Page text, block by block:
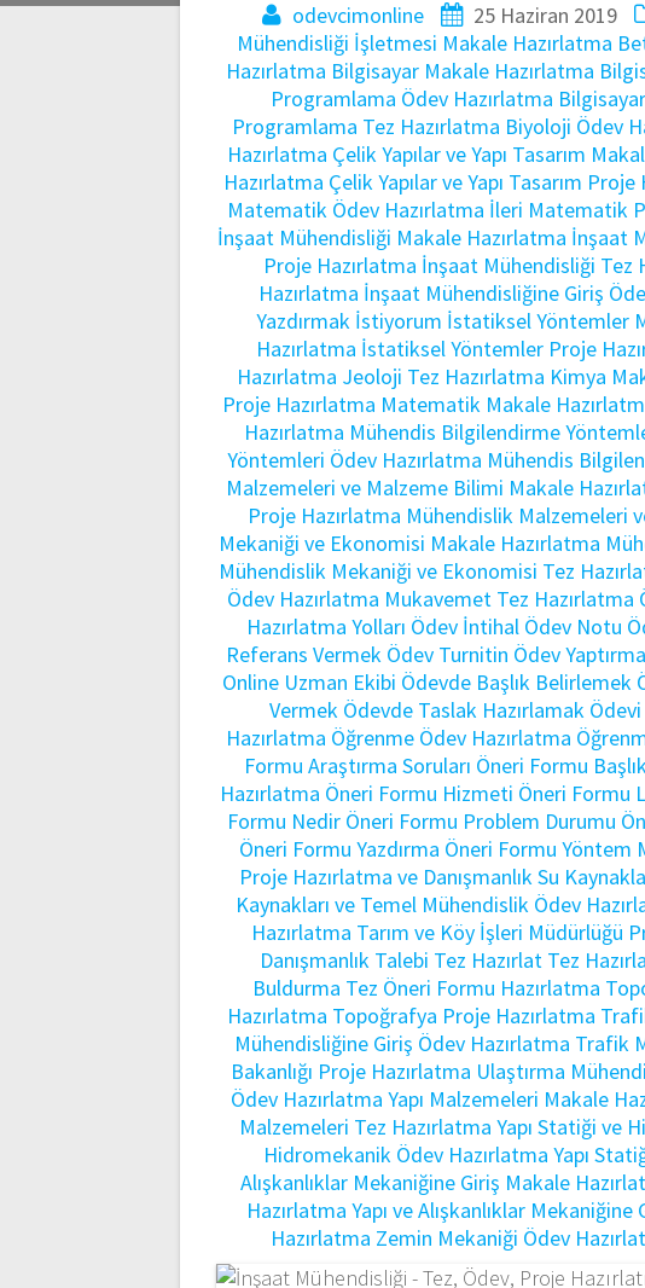
odevcimonline 25 Haziran 2019
Mühendisliği İşletmesi Makale Hazırlatma
Hazırlatma Bilgisayar Makale Hazırlatma
Programlama Ödev Hazırlatma
Programlama Tez Hazırlatma Biyoloji Ödev
Hazırlatma Çelik Yapılar ve Yapı Tasarım
Hazırlatma Çelik Yapılar ve Yapı Tasarım
Matematik Ödev Hazırlatma İleri Matematik
İnşaat Mühendisliği Makale Hazırlatma İnşaat
Proje Hazırlatma İnşaat Mühendisliği Tez
Hazırlatma İnşaat Mühendisliğine Giriş
Yazdırmak İstiyorum İstatiksel Yöntemler
Hazırlatma İstatiksel Yöntemler Proje
Hazırlatma Jeoloji Tez Hazırlatma Kimya
Proje Hazırlatma Matematik Makale
Hazırlatma Mühendis Bilgilendirme
Yöntemleri Ödev Hazırlatma Mühendis
Malzemeleri ve Malzeme Bilimi Makale
Proje Hazırlatma Mühendislik Malzemeleri
Mekaniği ve Ekonomisi Makale Hazırlatma
Mühendislik Mekaniği ve Ekonomisi Tez
Ödev Hazırlatma Mukavemet Tez Hazırlatma
Hazırlatma Yolları Ödev İntihal Ödev Notu
Referans Vermek Ödev Turnitin Ödev Yaptırma
Online Uzman Ekibi Ödevde Başlık Belirlemek
Vermek Ödevde Taslak Hazırlamak
Hazırlatma Öğrenme Ödev Hazırlatma
Formu Araştırma Soruları Öneri Formu
Hazırlatma Öneri Formu Hizmeti Öneri Formu
Formu Nedir Öneri Formu Problem Durumu
Öneri Formu Yazdırma Öneri Formu Yöntem
Proje Hazırlatma ve DanışmanlıkSu
Kaynakları ve Temel Mühendislik Ödev
Hazırlatma Tarım ve Köy İşleri Müdürlüğü
Danışmanlık Talebi Tez Hazırlat Tez
Buldurma Tez Öneri Formu Hazırlatma
Hazırlatma Topoğrafya Proje Hazırlatma
Mühendisliğine Giriş Ödev Hazırlatma Trafik
Bakanlığı Proje Hazırlatma Ulaştırma
Ödev Hazırlatma Yapı Malzemeleri Makale
Malzemeleri Tez Hazırlatma Yapı Statiği ve
Hidromekanik Ödev Hazırlatma Yapı
Alışkanlıklar Mekaniğine Giriş Makale
Hazırlatma Yapı ve Alışkanlıklar
Hazırlatma Zemin Mekaniği Ödev